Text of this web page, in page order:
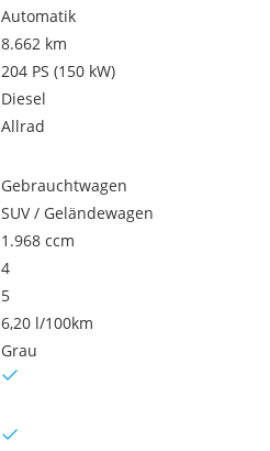
Automatik
8.662 km
204 PS (150 kW)
Diesel
Allrad
Gebrauchtwagen
SUV / Geländewagen
1.968 ccm
4
5
6,20 l/100km
Grau